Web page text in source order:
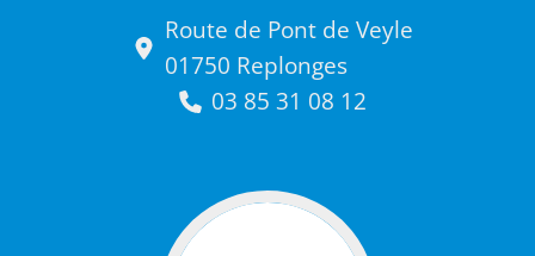
Route de Pont de Veyle
01750 Replonges
03 85 31 08 12